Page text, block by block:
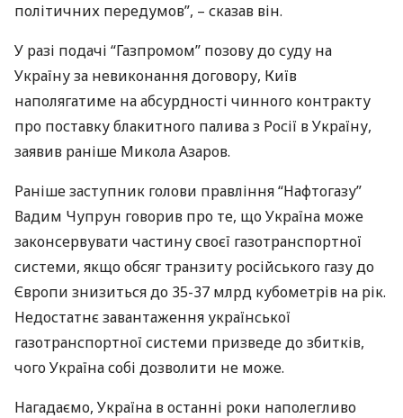
політичних передумов”, – сказав він.
У разі подачі “Газпромом” позову до суду на
Україну за невиконання договору, Київ
наполягатиме на абсурдності чинного контракту
про поставку блакитного палива з Росії в Україну,
заявив раніше Микола Азаров.
Раніше заступник голови правління “Нафтогазу”
Вадим Чупрун говорив про те, що Україна може
законсервувати частину своєї газотранспортної
системи, якщо обсяг транзиту російського газу до
Європи знизиться до 35-37 млрд кубометрів на рік.
Недостатнє завантаження української
газотранспортної системи призведе до збитків,
чого Україна собі дозволити не може.
Нагадаємо, Україна в останні роки наполегливо